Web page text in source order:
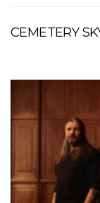
CEMETERY